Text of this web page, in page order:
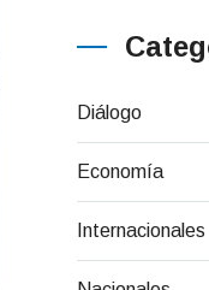
Diálogo
Economía
Internacionales